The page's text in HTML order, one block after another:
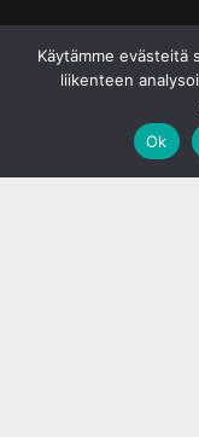
Käytämme evästeitä
liikenteen
Ok